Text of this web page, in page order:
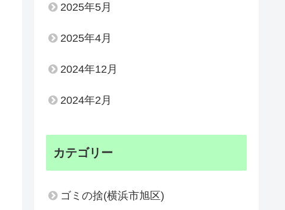
2025年5月
2025年4月
2024年12月
2024年2月
カテゴリー
ゴミの捨(横浜市旭区)